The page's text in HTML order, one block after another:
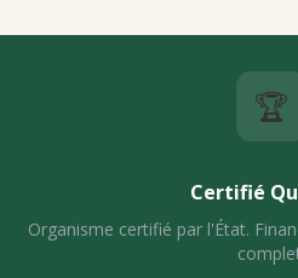
🏆
Certifié
Organisme certifié par l'État.